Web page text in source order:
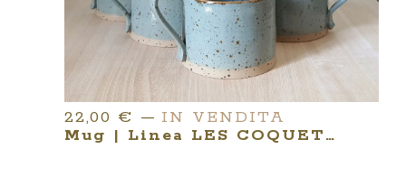
22,00 € — IN VENDITA
Mug | Linea LES COQUETTES